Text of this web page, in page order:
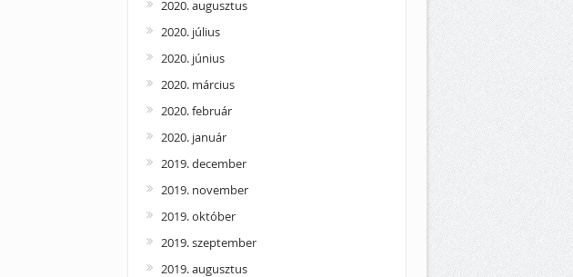
2020. augusztus
2020. július
2020. június
2020. március
2020. február
2020. január
2019. december
2019. november
2019. október
2019. szeptember
2019. augusztus